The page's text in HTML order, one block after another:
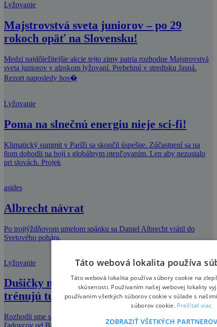
Lyžovanie
Majstrovstvá sveta juniorov – po 29
rokoch opäť na Slovensku!
Medzi najdôležitejšie akcie tejto zimy patria rozhodne Majstrovstvá
sveta juniorov v alpskom lyžovaní. Prebehnú v stredisku Jasná.
Rezort naposledy hos�
Lyžovanie
Poma na slnečnú energiu nieje sci-fi!
Klimatický summit v Paríži sa skončil úspešne. Zúčastnení sa na
ňom dohodli na boji s globálnym otepľovaním. Len aby nezostalo
pri slovách. Projek
asides
Albrecht návrat
Po trojtýždňovom umelom spánku sa Daniel Albrecht vrátil do
Svetového pohára.
Lyžovanie
Dušičky na ľadovci Kitzsteinhorn –
trénujú tu Rusi aj Taliani
Rozhodli sme sa zahájiť lyžiarsku sezónu na jednom z najbližších
Táto webová lokalita používa
Táto webová lokalita používa súbory cookie na
skúsenosti. Používaním našej webovej lokality
používaním všetkých súborov cookie v súlade s
súborov cookie. Prečítať viac
ZOBRAZIŤ VŠETKÝCH